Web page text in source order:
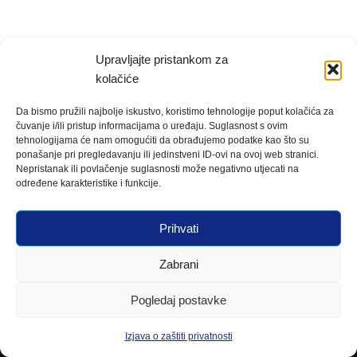
Upravljajte pristankom za
kolačiće
Da bismo pružili najbolje iskustvo, koristimo tehnologije poput kolačića za
čuvanje i/ili pristup informacijama o uređaju. Suglasnost s ovim
tehnologijama će nam omogućiti da obrađujemo podatke kao što su
ponašanje pri pregledavanju ili jedinstveni ID-ovi na ovoj web stranici.
Nepristanak ili povlačenje suglasnosti može negativno utjecati na
određene karakteristike i funkcije.
Prihvati
Zabrani
Pogledaj postavke
Izjava o zaštiti privatnosti
Neve| Powered byWordPress